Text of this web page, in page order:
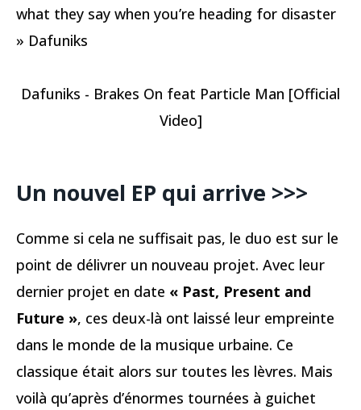
what they say when you’re heading for disaster
» Dafuniks
Dafuniks - Brakes On feat Particle Man [Official
Video]
Un nouvel EP qui arrive >>>
Comme si cela ne suffisait pas, le duo est sur le
point de délivrer un nouveau projet. Avec leur
dernier projet en date « Past, Present and
Future », ces deux-là ont laissé leur empreinte
dans le monde de la musique urbaine. Ce
classique était alors sur toutes les lèvres. Mais
voilà qu’après d’énormes tournées à guichet